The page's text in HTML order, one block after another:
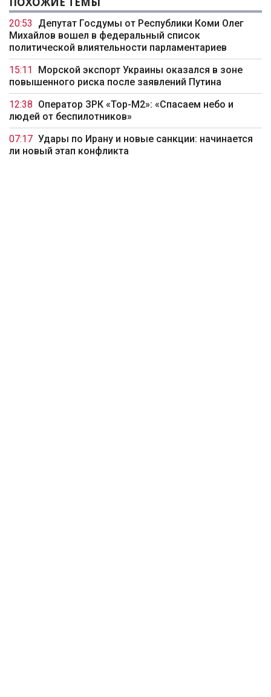
20:53
Депутат Госдумы от Республики Коми Олег
Михайлов вошел в федеральный список
политической влиятельности парламентариев
15:11
Морской экспорт Украины оказался в зоне
повышенного риска после заявлений Путина
12:38 Оператор ЗРК «Тор-М2»: «Спасаем небо и
людей от беспилотников»
07:17 Удары по Ирану и новые санкции: начинается
ли новый этап конфликта